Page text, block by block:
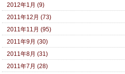
2012年1月 (9)
2011年12月 (73)
2011年11月 (95)
2011年9月 (30)
2011年8月 (31)
2011年7月 (28)